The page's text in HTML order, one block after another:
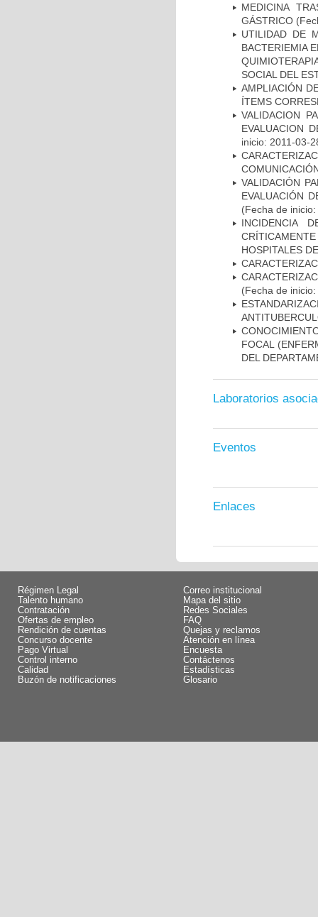
MEDICINA
GÁSTRICO
UTILIDAD DE
BACTERIEMIA
SOCIAL DEL
AMPLIACIÓN
ÍTEMS
VALIDACION
EVALUACION
inicio: 2011-03-
VALIDACIÓN
EVALUACIÓN
(Fecha de
INCIDENCIA
HOSPITALES
(Fecha de
FOCAL
DEL
Laboratorios
Eventos
Enlaces
Régimen Legal
Talento humano
Contratación
Ofertas de empleo
Rendición de cuentas
Concurso docente
Pago Virtual
Control interno
Calidad
Buzón de notificaciones
Correo institucional
Mapa del sitio
Redes Sociales
FAQ
Quejas y reclamos
Atención en línea
Encuesta
Contáctenos
Estadísticas
Glosario